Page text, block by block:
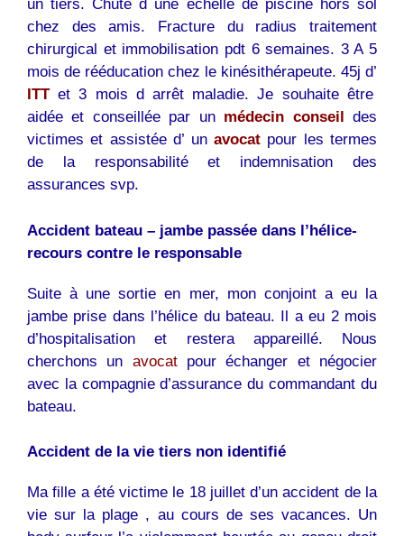
un tiers. Chute d une échelle de piscine hors sol
chez des amis. Fracture du radius traitement
chirurgical et immobilisation pdt 6 semaines. 3 A 5
mois de rééducation chez le kinésithérapeute. 45j d’
ITTet 3 mois d arrêt maladie. Je souhaite être
aidée et conseillée par un médecin conseil des
victimes et assistée d’ un avocatpour les termes
de la responsabilité et indemnisation des
assurances svp.
Accident bateau – jambe passée dans l’hélice-
recours contre le responsable
Suite à une sortie en mer, mon conjoint a eu la
jambe prise dans l’hélice du bateau. Il a eu 2 mois
d’hospitalisation et restera appareillé. Nous
cherchons un avocatpour échanger et négocier
avec la compagnie d’assurance du commandant du
bateau.
Accident de la vie tiers non identifié
Ma fille a été victime le 18 juillet d’un accident de la
vie sur la plage , au cours de ses vacances. Un